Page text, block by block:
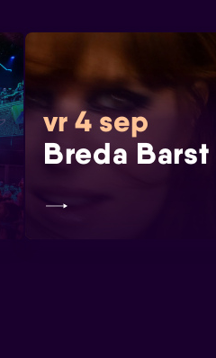
vr 4 sep
Breda Barst